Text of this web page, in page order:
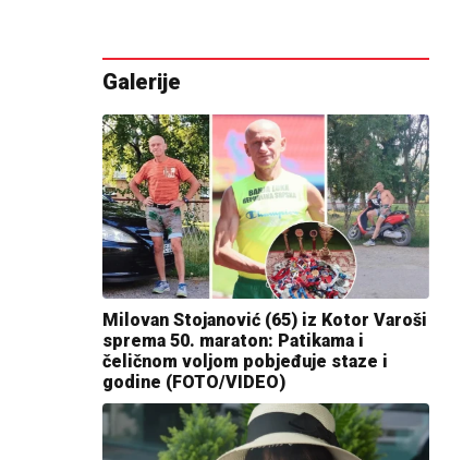
Galerije
Milovan Stojanović (65) iz Kotor Varoši
sprema 50. maraton: Patikama i
čeličnom voljom pobjeđuje staze i
godine (FOTO/VIDEO)